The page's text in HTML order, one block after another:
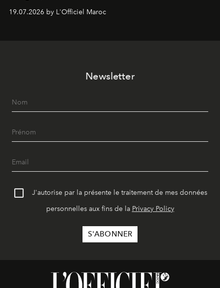
révise les proportions et les usages pour l’inscrire dans
19.07.2026 by L'Officiel Maroc
Newsletter
J'autorise par la présente le traitement de mes données
personnelles aux fins de la Privacy Policy